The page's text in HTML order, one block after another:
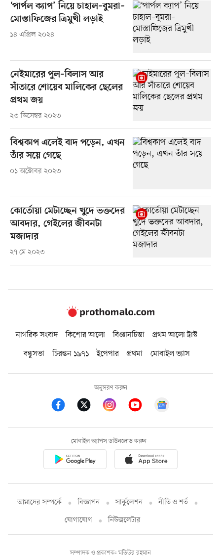
‘পার্পল ক্যাপ’ নিয়ে চাহাল–বুমরা–
মোস্তাফিজের ত্রিমুখী লড়াই
১৪ এপ্রিল ২০২৪
নেইমারের পুল–বিলাস আর
সাঁতারে শোয়েব মালিকের ছেলের
প্রথম জয়
২৩ ডিসেম্বর ২০২৩
বিশ্বকাপ এলেই বাদ পড়েন, এখন
তাঁর সয়ে গেছে
০১ অক্টোবর ২০২৩
কোর্তোয়া মেটাচ্ছেন খুদে ভক্তদের
আবদার, গেইলের জীবনটা
মজাদার
২৭ মে ২০২৩
নাগরিক সংবাদ কিশোর আলো বিজ্ঞানচিন্তা
প্রথম আলো ট্রাস্ট
বন্ধুসভা
চিরন্তন ১৯৭১ ইপেপার প্রথমা মোবাইল ভ্যাস
অনুসরণ করুন
মোবাইল অ্যাপস ডাউনলোড করুন
আমাদের সম্পর্কে বিজ্ঞাপন সার্কুলেশন
নীতি ও শর্ত
যোগাযোগ
নিউজলেটার
সম্পাদক ও প্রকাশক: মতিউর রহমান